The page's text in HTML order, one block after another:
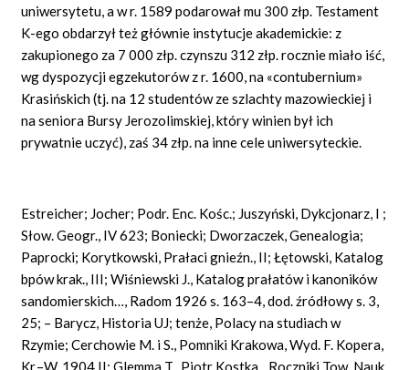
uniwersytetu, a w r. 1589 podarował mu 300 złp. Testament
K-ego obdarzył też głównie instytucje akademickie: z
zakupionego za 7 000 złp. czynszu 312 złp. rocznie miało iść,
wg dyspozycji egzekutorów z r. 1600, na «contubernium»
Krasińskich (tj. na 12 studentów ze szlachty mazowieckiej i
na seniora Bursy Jerozolimskiej, który winien był ich
prywatnie uczyć), zaś 34 złp. na inne cele uniwersyteckie.
Estreicher; Jocher; Podr. Enc. Kośc.; Juszyński, Dykcjonarz, I ;
Słow. Geogr., IV 623; Boniecki; Dworzaczek, Genealogia;
Paprocki; Korytkowski, Prałaci gnieźn., II; Łętowski, Katalog
bpów krak., III; Wiśniewski J., Katalog prałatów i kanoników
sandomierskich…, Radom 1926 s. 163–4, dod. źródłowy s. 3,
25; – Barycz, Historia UJ; tenże, Polacy na studiach w
Rzymie; Cerchowie M. i S., Pomniki Krakowa, Wyd. F. Kopera,
Kr.–W. 1904 II; Glemma T., Piotr Kostka, „Roczniki Tow. Nauk.